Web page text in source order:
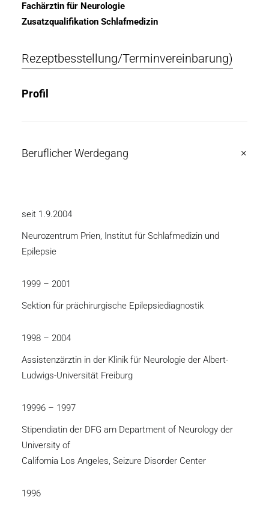
Fachärztin für Neurologie
Zusatzqualifikation Schlafmedizin
Rezeptbesstellung/Terminvereinbarung)
Profil
Beruflicher Werdegang
seit 1.9.2004
Neurozentrum Prien, Institut für Schlafmedizin und
Epilepsie
1999 – 2001
Sektion für prächirurgische Epilepsiediagnostik
1998 – 2004
Assistenzärztin in der Klinik für Neurologie der Albert-
Ludwigs-Universität Freiburg
19996 – 1997
Stipendiatin der DFG am Department of Neurology der
University of
California Los Angeles, Seizure Disorder Center
1996